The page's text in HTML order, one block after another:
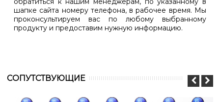
шапке сайта номеру телефона, в рабочее время. Мы
проконсультируем вас по любому выбранному
продукту и предоставим нужную информацию.
CОПУТСТВУЮЩИЕ